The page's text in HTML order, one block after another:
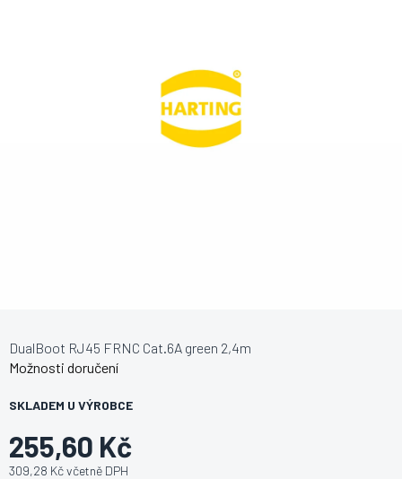
255,60 Kč
309,28 Kč včetně DPH
SKLADEM U VÝROBCE
Možnosti doručení
DualBoot RJ45 FRNC Cat.6A green 2,4m